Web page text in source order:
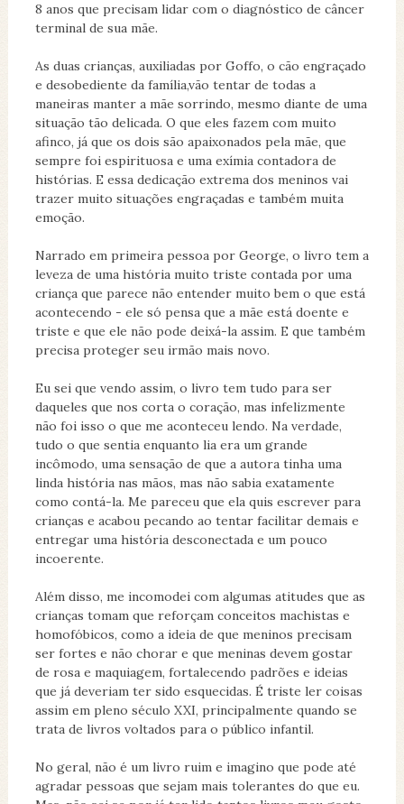
8 anos que precisam lidar com o diagnóstico de câncer
terminal de sua mãe.
As duas crianças, auxiliadas por Goffo, o cão engraçado
e desobediente da família,vão tentar de todas a
maneiras manter a mãe sorrindo, mesmo diante de uma
situação tão delicada. O que eles fazem com muito
afinco, já que os dois são apaixonados pela mãe, que
sempre foi espirituosa e uma exímia contadora de
histórias. E essa dedicação extrema dos meninos vai
trazer muito situações engraçadas e também muita
emoção.
Narrado em primeira pessoa por George, o livro tem a
leveza de uma história muito triste contada por uma
criança que parece não entender muito bem o que está
acontecendo - ele só pensa que a mãe está doente e
triste e que ele não pode deixá-la assim. E que também
precisa proteger seu irmão mais novo.
Eu sei que vendo assim, o livro tem tudo para ser
daqueles que nos corta o coração, mas infelizmente
não foi isso o que me aconteceu lendo. Na verdade,
tudo o que sentia enquanto lia era um grande
incômodo, uma sensação de que a autora tinha uma
linda história nas mãos, mas não sabia exatamente
como contá-la. Me pareceu que ela quis escrever para
crianças e acabou pecando ao tentar facilitar demais e
entregar uma história desconectada e um pouco
incoerente.
Além disso, me incomodei com algumas atitudes que as
crianças tomam que reforçam conceitos machistas e
homofóbicos, como a ideia de que meninos precisam
ser fortes e não chorar e que meninas devem gostar
de rosa e maquiagem, fortalecendo padrões e ideias
que já deveriam ter sido esquecidas. É triste ler coisas
assim em pleno século XXI, principalmente quando se
trata de livros voltados para o público infantil.
No geral, não é um livro ruim e imagino que pode até
agradar pessoas que sejam mais tolerantes do que eu.